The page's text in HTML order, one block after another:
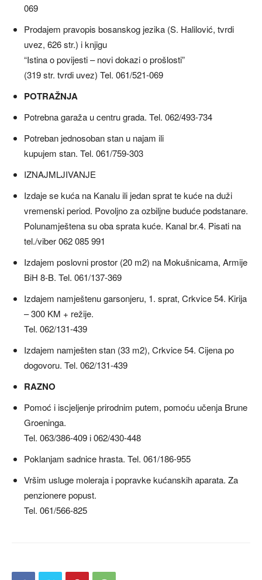
069
Prodajem pravopis bosanskog jezika (S. Halilović, tvrdi
uvez, 626 str.) i knjigu
“Istina o povijesti – novi dokazi o prošlosti”
(319 str. tvrdi uvez) Tel. 061/521-069
POTRAŽNJA
Potrebna garaža u centru grada. Tel. 062/493-734
Potreban jednosoban stan u najam ili
kupujem stan. Tel. 061/759-303
IZNAJMLJIVANJE
Izdaje se kuća na Kanalu ili jedan sprat te kuće na duži
vremenski period. Povoljno za ozbiljne buduće podstanare.
Polunamještena su oba sprata kuće. Kanal br.4. Pisati na
tel./viber 062 085 991
Izdajem poslovni prostor (20 m2) na Mokušnicama, Armije
BiH 8-B. Tel. 061/137-369
Izdajem namještenu garsonjeru, 1. sprat, Crkvice 54. Kirija
– 300 KM + režije.
Tel. 062/131-439
Izdajem namješten stan (33 m2), Crkvice 54. Cijena po
dogovoru. Tel. 062/131-439
RAZNO
Pomoć i iscjeljenje prirodnim putem, pomoću učenja Brune
Groeninga.
Tel. 063/386-409 i 062/430-448
Poklanjam sadnice hrasta. Tel. 061/186-955
Vršim usluge moleraja i popravke kućanskih aparata. Za
penzionere popust.
Tel. 061/566-825